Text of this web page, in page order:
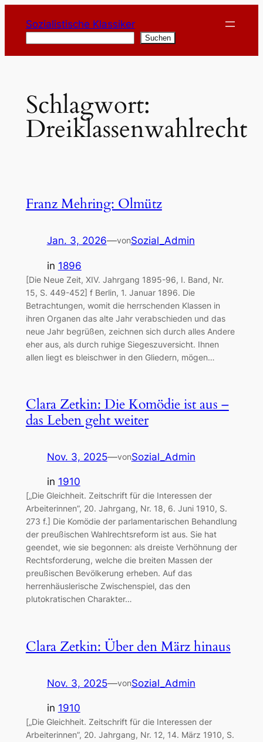
Inhalt
springen
Sozialistische Klassiker
Suchen
Schlagwort:
Dreiklassenwahlrecht
Franz Mehring: Olmütz
Jan. 3, 2026—vonSozial_Admin
in 1896
[Die Neue Zeit, XIV. Jahrgang 1895-96, I. Band, Nr.
15, S. 449-452] f Berlin, 1. Januar 1896. Die
Betrachtungen, womit die herrschenden Klassen in
ihren Organen das alte Jahr verabschieden und das
neue Jahr begrüßen, zeichnen sich durch alles Andere
eher aus, als durch ruhige Siegeszuversicht. Ihnen
allen liegt es bleischwer in den Gliedern, mögen…
Clara Zetkin: Die Komödie ist aus –
das Leben geht weiter
Nov. 3, 2025—vonSozial_Admin
in 1910
[„Die Gleichheit. Zeitschrift für die Interessen der
Arbeiterinnen”, 20. Jahrgang, Nr. 18, 6. Juni 1910, S.
273 f.] Die Komödie der parlamentarischen Behandlung
der preußischen Wahlrechtsreform ist aus. Sie hat
geendet, wie sie begonnen: als dreiste Verhöhnung der
Rechtsforderung, welche die breiten Massen der
preußischen Bevölkerung erheben. Auf das
herrenhäuslerische Zwischenspiel, das den
plutokratischen Charakter…
Clara Zetkin: Über den März hinaus
Nov. 3, 2025—vonSozial_Admin
in 1910
[„Die Gleichheit. Zeitschrift für die Interessen der
Arbeiterinnen”, 20. Jahrgang, Nr. 12, 14. März 1910, S.